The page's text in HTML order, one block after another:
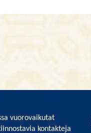
vuorovaikutat
kontakteja